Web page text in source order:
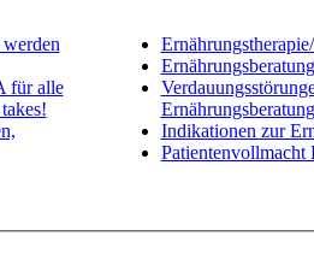
für alle
Ernährungsberatung
Indikationen zur
Patientenvollmacht